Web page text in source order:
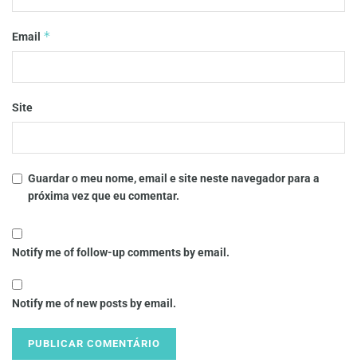
Email *
Site
Guardar o meu nome, email e site neste navegador para a
próxima vez que eu comentar.
Notify me of follow-up comments by email.
Notify me of new posts by email.